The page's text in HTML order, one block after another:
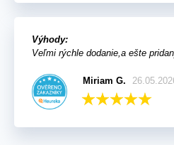
Výhody:
Veľmi rýchle dodanie,a ešte
Miriam G.